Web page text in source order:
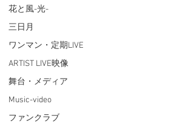
花と風-光-
三日月
ワンマン・定期LIVE
ARTIST LIVE映像
舞台・メディア
Music-video
ファンクラブ